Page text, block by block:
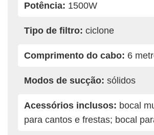
Potência: 1500W
Tipo de filtro: ciclone
Comprimento do cabo: 6
Modos de sucção: sólidos
Acessórios inclusos: bocal
para cantos e frestas; bocal